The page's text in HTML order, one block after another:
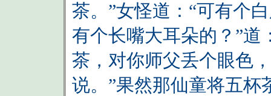
茶。”女怪道：“可有个
有个长嘴大耳朵的？”道
茶，对你师父丢个眼色
说。”果然那仙童将五杯